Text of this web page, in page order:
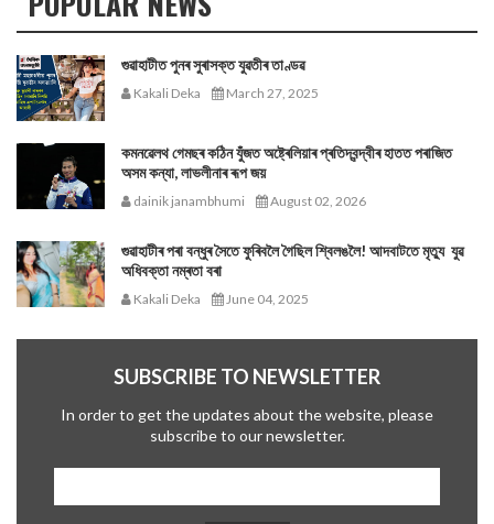
গুৱাহাটীত পুনৰ সুৰাসক্ত যুৱতীৰ তাণ্ডৱ
Kakali Deka March 27, 2025
কমনৱেলথ গেমছৰ কঠিন যুঁজত অষ্ট্ৰেলিয়াৰ প্ৰতিদ্বন্দ্বীৰ হাতত পৰাজিত
অসম কন্যা, লাভলীনাৰ ৰূপ জয়
dainik janambhumi August 02, 2026
গুৱাহাটীৰ পৰা বন্ধুৰ সৈতে ফুৰিবলৈ গৈছিল শ্বিলঙলৈ! আদবাটতে মৃত্যু যুৱ
অধিবক্তা নম্ৰতা বৰা
Kakali Deka June 04, 2025
SUBSCRIBE TO NEWSLETTER
In order to get the updates about the website, please
subscribe to our newsletter.